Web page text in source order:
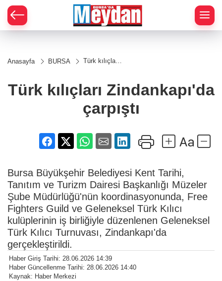
Anasayfa BURSA
Türk kılıçları
Türk kılıçları Zindankapı'da
çarpıştı
Bursa Büyükşehir Belediyesi Kent Tarihi,
Tanıtım ve Turizm Dairesi Başkanlığı Müzeler
Şube Müdürlüğü'nün koordinasyonunda, Free
Fighters Guild ve Geleneksel Türk Kılıcı
kulüplerinin iş birliğiyle düzenlenen Geleneksel
Türk Kılıcı Turnuvası, Zindankapı'da
gerçekleştirildi.
Haber Giriş Tarihi: 28.06.2026 14:39
Haber Güncellenme Tarihi: 28.06.2026 14:40
Kaynak: Haber Merkezi